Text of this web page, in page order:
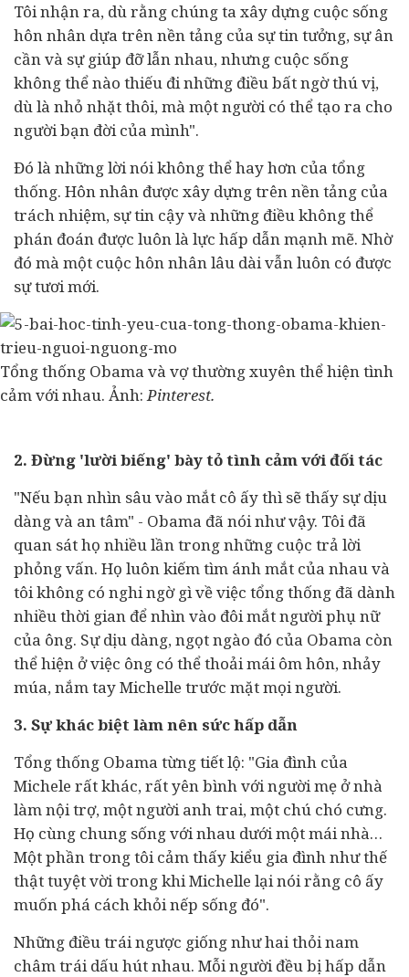
Tôi nhận ra, dù rằng chúng ta xây dựng cuộc sống
hôn nhân dựa trên nền tảng của sự tin tưởng, sự ân
cần và sự giúp đỡ lẫn nhau, nhưng cuộc sống
không thể nào thiếu đi những điều bất ngờ thú vị,
dù là nhỏ nhặt thôi, mà một người có thể tạo ra cho
người bạn đời của mình".
Đó là những lời nói không thể hay hơn của tổng
thống. Hôn nhân được xây dựng trên nền tảng của
trách nhiệm, sự tin cậy và những điều không thể
phán đoán được luôn là lực hấp dẫn mạnh mẽ. Nhờ
đó mà một cuộc hôn nhân lâu dài vẫn luôn có được
sự tươi mới.
Tổng thống Obama và vợ thường xuyên thể hiện tình
cảm với nhau. Ảnh:Pinterest.
2. Đừng 'lười biếng' bày tỏ tình cảm với đối tác
"Nếu bạn nhìn sâu vào mắt cô ấy thì sẽ thấy sự dịu
dàng và an tâm" - Obama đã nói như vậy. Tôi đã
quan sát họ nhiều lần trong những cuộc trả lời
phỏng vấn. Họ luôn kiếm tìm ánh mắt của nhau và
tôi không có nghi ngờ gì về việc tổng thống đã dành
nhiều thời gian để nhìn vào đôi mắt người phụ nữ
của ông. Sự dịu dàng, ngọt ngào đó của Obama còn
thể hiện ở việc ông có thể thoải mái ôm hôn, nhảy
múa, nắm tay Michelle trước mặt mọi người.
3. Sự khác biệt làm nên sức hấp dẫn
Tổng thống Obama từng tiết lộ: "Gia đình của
Michele rất khác, rất yên bình với người mẹ ở nhà
làm nội trợ, một người anh trai, một chú chó cưng.
Họ cùng chung sống với nhau dưới một mái nhà…
Một phần trong tôi cảm thấy kiểu gia đình như thế
thật tuyệt vời trong khi Michelle lại nói rằng cô ấy
muốn phá cách khỏi nếp sống đó".
Những điều trái ngược giống như hai thỏi nam
châm trái dấu hút nhau. Mỗi người đều bị hấp dẫn